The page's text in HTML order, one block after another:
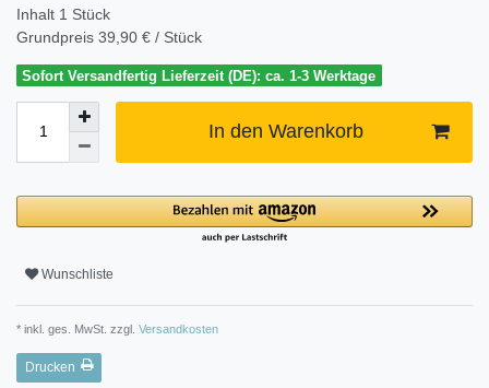
Inhalt 1 Stück
Grundpreis 39,90 € / Stück
Sofort Versandfertig Lieferzeit (DE): ca. 1-3 Werktage
In den Warenkorb
Wunschliste
* inkl. ges. MwSt. zzgl. Versandkosten
Drucken